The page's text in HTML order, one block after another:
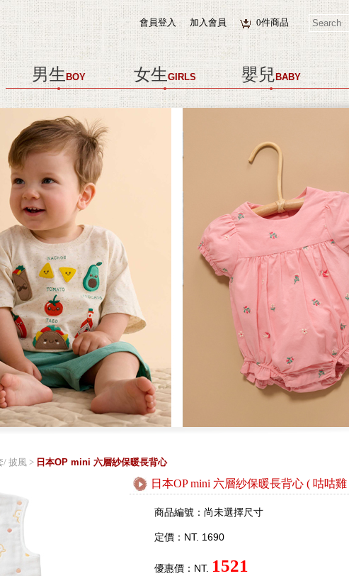
會員登入 加入會員 0件商品
男生BOY 女生GIRLS 嬰兒 BABY
/ 披風> 日本OP mini 六層紗保暖長背心
日本OP mini 六層紗保暖長背心 ( 咕咕雞
商品編號： 尚未選擇尺寸
定價：NT. 1690
優惠價：NT. 1521